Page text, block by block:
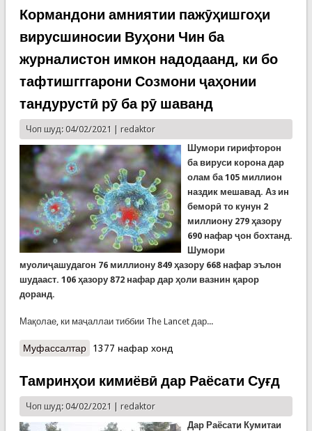
мешавад
Кормандони амниятии пажӯҳишгоҳи
вирусшиносии Вуҳони Чин ба
журналистон имкон надодаанд, ки бо
тафтишгггарони Созмони ҷаҳонии
тандурустӣ рӯ ба рӯ шаванд
Чоп шуд: 04/02/2021 | redaktor
Шумори гирифторон
ба вируси корона дар
олам ба 105 миллион
наздик мешавад. Аз ин
беморӣ то кунун 2
миллиону 279 ҳазору
690 нафар ҷон бохтанд.
Шумори
муолиҷашудагон 76 миллиону 849 ҳазору 668 нафар эълон
шудааст. 106 ҳазору 872 нафар дар ҳоли вазнин қарор
доранд.
Мақолае, ки маҷаллаи тиббии The Lancet дар...
Муфассалтаро Кормандони амниятии пажӯҳишгоҳи
имкон надодаанд, ки бо тафтишгггарони
Созмони ҷаҳонии тандурустӣ рӯ ба рӯ шаванд
1377 нафар хонд
Тамринҳои кимиёвӣ дар Раёсати Суғд
Чоп шуд: 04/02/2021 | redaktor
Дар Раёсати Кумитаи